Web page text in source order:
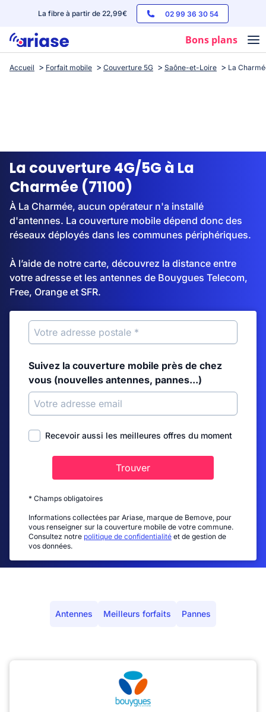
La fibre à partir de 22,99€ 02 99 36 30 54
Bons plans
Box internet
Streaming
Accueil Forfait mobile Couverture 5G Saône-et-Loire La
La couverture 4G/5G à La
Charmée (71100)
À La Charmée, aucun opérateur n'a installé
d'antennes. La couverture mobile dépend donc des
réseaux déployés dans les communes périphériques.
À l’aide de notre carte, découvrez la distance entre
votre adresse et les antennes de Bouygues Telecom,
Free, Orange et SFR.
Suivez la couverture mobile près de chez
vous (nouvelles antennes, pannes...)
Recevoir aussi les meilleures offres du moment
Trouver
* Champs obligatoires
Informations collectées par Ariase, marque de Bemove, pour
vous renseigner sur la couverture mobile de votre commune.
Consultez notre politique de confidentialité et de gestion de
vos données.
Antennes Meilleurs forfaits Pannes